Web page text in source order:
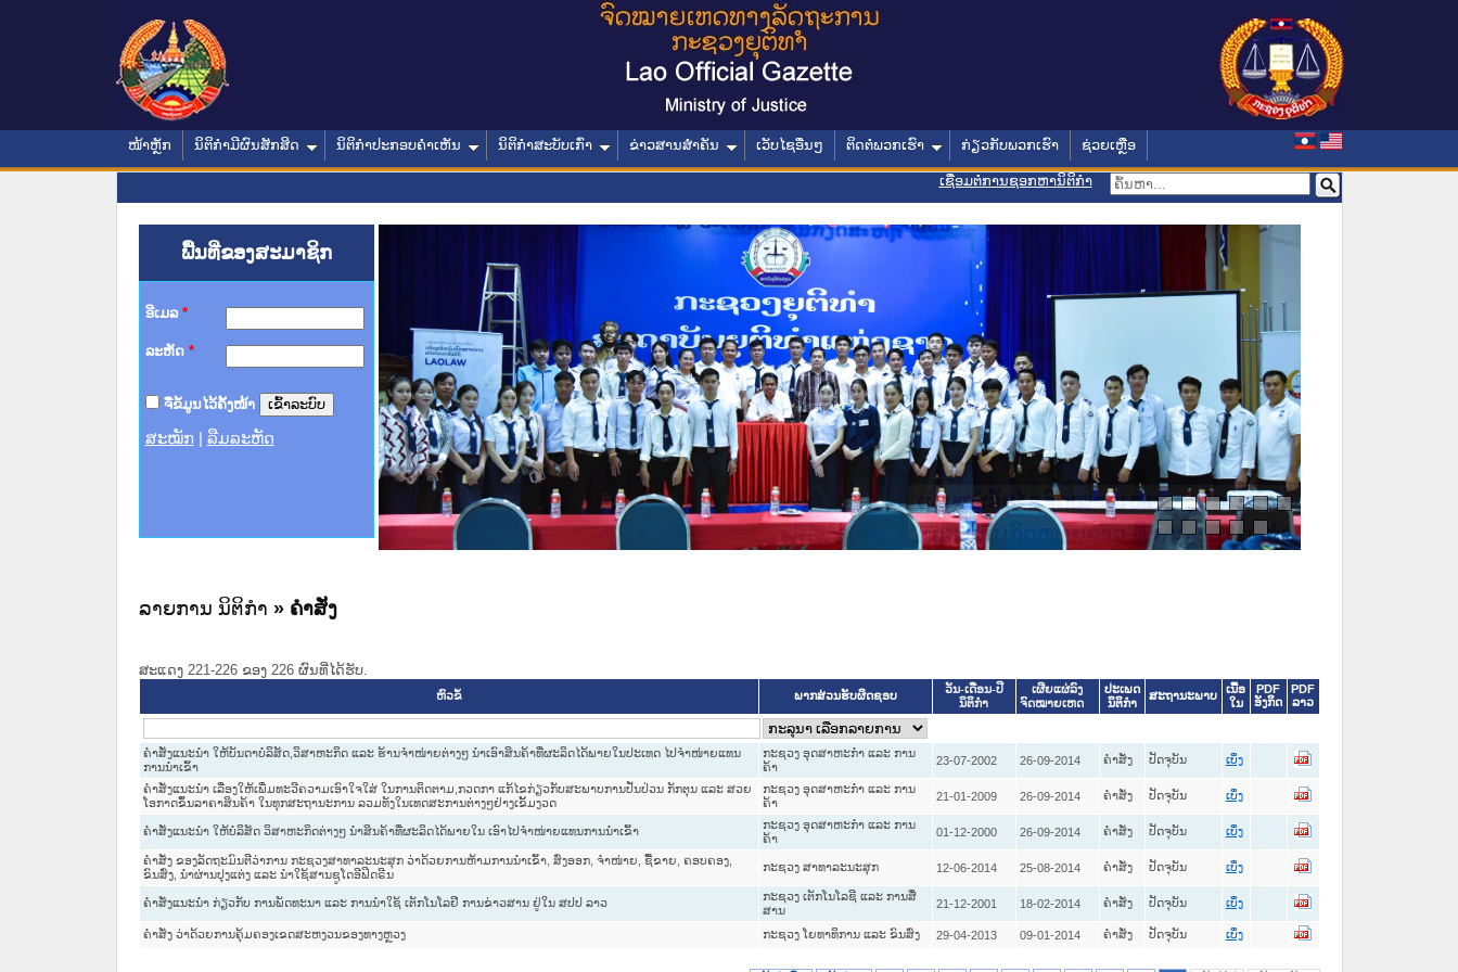
ໜ້າຫຼັກ ນິຕິກໍາມີຜົນສັກສິດ ນິຕິກໍາປະກອບຄໍາເຫັນ ນິຕິກໍາສະບັບເກົ່າ ຂ່າວສານສໍາຄັນ ເວັບໄຊອື່ນໆ ຕິດຕໍ່ພວກເຮົາ ກ່ຽວກັບພວກເຮົາ ຊ່ວຍເຫຼືອ
ເຊື່ອມຕໍ່ການຊອກຫານິຕິກຳ
ພື້ນທີ່ຂອງສະມາຊິກ
ອີເມລ *
ລະຫັດ *
ຈື່ຂໍ້ມູນໄວ້ຄັ້ງໜ້າ
ສະໝັກ ລືມລະຫັດ
ເຜີຍແຜ່ວັບໄຊຈົດໝາຍເຫດທາງລັດຖະການ ແລະ
ແອັບກົດໝາຍລາວ ທີ່ ສະຖາບັນຍຸຕິທຳແຫ່ງຊາດ
ານສະພາປະຊາຊົນ ພາກເໜືອ
ທາງລັດຖະການ
ສຳລັບ ພາກກາງ
ສຳລັບ ພາກໃຕ້
ວິທະຍາຄານຕຳຫຼວດປະຊາຊົນ
ວິທະຍາຄານສັນຕິບານປະຊາຊົນ
ຂັ້ນແຂວງພາກເໜືອ
ານສະພາປະຊາຊົນ ພາກກາງ
ລາຍການ ນິຕິກໍາ » ຄໍາສັ່ງ
ສະແດງ 221-226 ຂອງ 226 ຜົນທີ່ໄດ້ຮັບ.
ຫົວຂໍ້ ພາກສ່ວນຮັບຜິດຊອບ
ວັນ-ເດືອນ-ປີ
ນິຕິກໍາ
ເຜີຍແຜ່ລົງ
ຈົດໝາຍເຫດ
ປະເພດ
ນິຕິກໍາ
ສະຖານະພາບ
ເນື້ອ
ໃນ
PDF
ອັງກິດ
PDF
ລາວ
ຄຳສັ່ງແນະນຳ ໃຫ້ບັນດາບໍລິສັດ,ວິສາຫະກິດ ແລະ ຮ້ານຈຳໜ່່າຍຕ່າງໆ ນຳເອົາສິນຄ້າທີ່ຜະລິດໄດ້ພາຍໃນປະເທດ ໄປຈຳໜ່າຍແທນ
ການນຳເຂົ້າ
ກະຊວງ ອຸດສາຫະກຳ ແລະ ການ
ຄ້າ
23-07-2002 26-09-2014 ຄໍາສັ່ງ ປັດຈຸບັນ ເບິ່ງ
ຄຳສັ່ງແນະນຳ ເລື່ອງໃຫ້ເພີ່ມທະວີຄວາມເອົາໃຈໃສ່ ໃນການຕິດຕາມ,ກວດກາ ແກ້ໄຂກ່ຽວກັບສະພາບການປັ່ນປ່ວນ ກັກຕຸນ ແລະ ສວຍ
ໂອກາດຂຶ້ນລາຄາສິນຄ້າ ໃນທຸກສະຖານະການ ລວມທັງໃນເທດສະການຕ່າງໆຢ່າງເຂັ້ມງວດ
ກະຊວງ ອຸດສາຫະກຳ ແລະ ການ
ຄ້າ
21-01-2009 26-09-2014 ຄໍາສັ່ງ ປັດຈຸບັນ ເບິ່ງ
ຄຳສັ່ງແນະນຳ ໃຫ້ບໍລິສັດ ວິສາຫະກິດຕ່າງໆ ນຳສິນຄ້າທີ່ຜະລິດໄດ້ພາຍໃນ ເອົາໄປຈຳໜ່າຍແທນການນຳເຂົ້າ
ກະຊວງ ອຸດສາຫະກຳ ແລະ ການ
ຄ້າ
01-12-2000 26-09-2014 ຄໍາສັ່ງ ປັດຈຸບັນ ເບິ່ງ
ຄຳສັ່ງ ຂອງລັດຖະມົນຕີວ່າການ ກະຊວງສາທາລະນະສຸກ ວ່າດ້ວຍການຫ້າມການນຳເຂົ້າ, ສົ່ງອອກ, ຈຳໜ່າຍ, ຊື້ຂາຍ, ຄອບຄອງ,
ຂົນສົ່ງ, ນຳຜ່ານປຸງແຕ່ງ ແລະ ນຳໃຊ້ສານຊູໂດອີຟິດຣີນ
ກະຊວງ ສາທາລະນະສຸກ 12-06-2014 25-08-2014 ຄໍາສັ່ງ ປັດຈຸບັນ ເບິ່ງ
ຄຳສັ່ງແນະນຳ ກ່ຽວກັບ ການພັດທະນາ ແລະ ການນຳໃຊ້ ເຕັກໂນໂລຢີ ການຂ່າວສານ ຢູ່ໃນ ສປປ ລາວ
ກະຊວງ ເຕັກໂນໂລຊີ ແລະ ການສື່
ສານ
21-12-2001 18-02-2014 ຄໍາສັ່ງ ປັດຈຸບັນ ເບິ່ງ
ຄຳສັ່ງ ວ່າດ້ວຍການຄຸ້ມຄອງເຂດສະຫງວນຂອງທາງຫຼວງ ກະຊວງ ໂຍທາທິການ ແລະ ຂົນສົ່ງ 29-04-2013 09-01-2014 ຄໍາສັ່ງ ປັດຈຸບັນ ເບິ່ງ